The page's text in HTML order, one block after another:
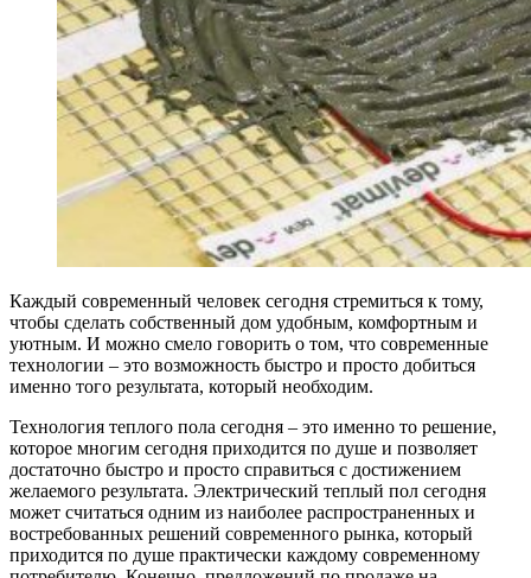
Каждый современный человек сегодня стремиться к тому,
чтобы сделать собственный дом удобным, комфортным и
уютным. И можно смело говорить о том, что современные
технологии – это возможность быстро и просто добиться
именно того результата, который необходим.
Технология теплого пола сегодня – это именно то решение,
которое многим сегодня приходится по душе и позволяет
достаточно быстро и просто справиться с достижением
желаемого результата. Электрический теплый пол сегодня
может считаться одним из наиболее распространенных и
востребованных решений современного рынка, который
приходится по душе практически каждому современному